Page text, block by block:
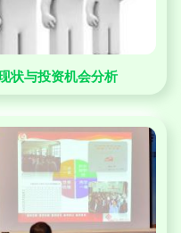
状与投资机会分析